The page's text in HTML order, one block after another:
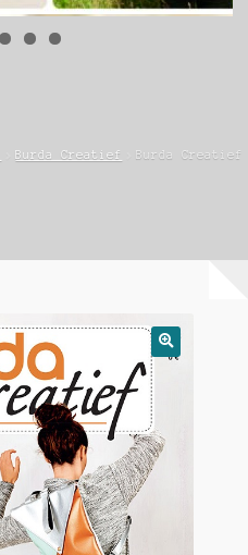
Burda Creatief
Burda Creatief